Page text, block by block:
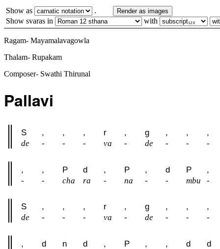
Show as . Render as images
Show svaras in with
Ragam- Mayamalavagowla
Thalam- Rupakam
Composer- Swathi Thirunal
Pallavi
S , , , r , g , , ,
de - - - va - de - - -
, , P d , P , d P ,
- - cha ra - na - - mbu -
S , , , r , g , , ,
de - - - va - de - - -
, d n d , P , , d d